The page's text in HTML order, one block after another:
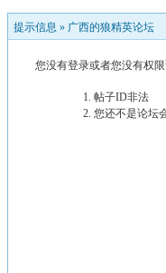
提示信息 » 广西的狼精英论坛
您没有登录或者您没有权
帖子ID非法
您还不是论坛